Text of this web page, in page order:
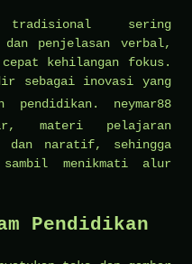
tradisional sering
dan penjelasan verbal,
cepat kehilangan fokus.
sebagai inovasi yang
pendidikan. neymar88
materi pelajaran
dan naratif, sehingga
menikmati alur
Pendidikan